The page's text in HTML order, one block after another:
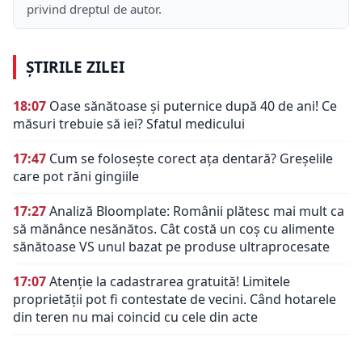
privind dreptul de autor.
ȘTIRILE ZILEI
18:07 Oase sănătoase și puternice după 40 de ani! Ce
măsuri trebuie să iei? Sfatul medicului
17:47 Cum se folosește corect ața dentară? Greșelile
care pot răni gingiile
17:27Analiză Bloomplate: Românii plătesc mai mult ca
să mănânce nesănătos. Cât costă un coș cu alimente
sănătoase VS unul bazat pe produse ultraprocesate
17:07Atenție la cadastrarea gratuită! Limitele
proprietății pot fi contestate de vecini. Când hotarele
din teren nu mai coincid cu cele din acte